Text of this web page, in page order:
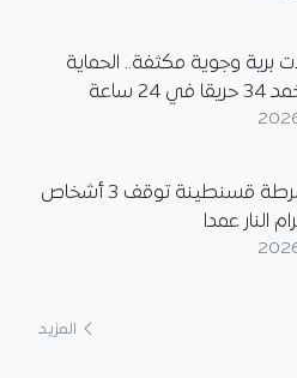
برية وجوية مكثفة.. الحماية
24 ساعة
فيديو.. شرطة قسنطينة توقف 3 أشخاص
النار عمدا
المزيد